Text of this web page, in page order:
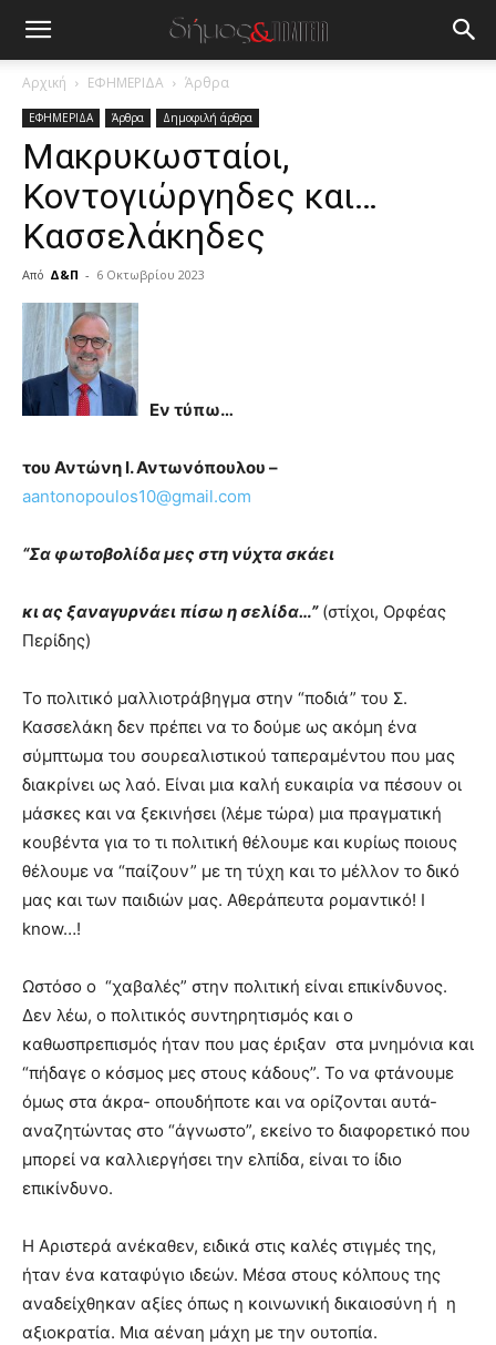
Αρχική ΕΦΗΜΕΡΙΔΑ Άρθρα
ΕΦΗΜΕΡΙΔΑ Άρθρα Δημοφιλή άρθρα
Μακρυκωσταίοι,
Κοντογιώργηδες και…
Κασσελάκηδες
Από Δ&Π - 6 Οκτωβρίου 2023
blonde
lesbians
hot
cam
brandi
lyons
you
of
pain.
porn
Εν τύπω…
του Αντώνη Ι. Αντωνόπουλου –
aantonopoulos10@gmail.com
“Σα φωτοβολίδα μες στη νύχτα σκάει
κι ας ξαναγυρνάει πίσω η σελίδα…”(στίχοι, Ορφέας
Περίδης)
Το πολιτικό μαλλιοτράβηγμα στην “ποδιά” του Σ.
Κασσελάκη δεν πρέπει να το δούμε ως ακόμη ένα
σύμπτωμα του σουρεαλιστικού ταπεραμέντου που μας
διακρίνει ως λαό. Είναι μια καλή ευκαιρία να πέσουν οι
μάσκες και να ξεκινήσει (λέμε τώρα) μια πραγματική
κουβέντα για το τι πολιτική θέλουμε και κυρίως ποιους
θέλουμε να “παίζουν” με τη τύχη και το μέλλον το δικό
μας και των παιδιών μας. Αθεράπευτα ρομαντικό! I
know…!
Ωστόσο ο “χαβαλές” στην πολιτική είναι επικίνδυνος.
Δεν λέω, ο πολιτικός συντηρητισμός και ο
καθωσπρεπισμός ήταν που μας έριξαν στα μνημόνια και
“πήδαγε ο κόσμος μες στους κάδους”. Το να φτάνουμε
όμως στα άκρα- οπουδήποτε και να ορίζονται αυτά-
αναζητώντας στο “άγνωστο”, εκείνο το διαφορετικό που
μπορεί να καλλιεργήσει την ελπίδα, είναι το ίδιο
επικίνδυνο.
Η Αριστερά ανέκαθεν, ειδικά στις καλές στιγμές της,
ήταν ένα καταφύγιο ιδεών. Μέσα στους κόλπους της
αναδείχθηκαν αξίες όπως η κοινωνική δικαιοσύνη ή η
αξιοκρατία. Μια αέναη μάχη με την ουτοπία.